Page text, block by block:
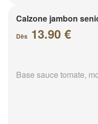
Calzone jambon
Dès 13.90 €
Base sauce tomate,